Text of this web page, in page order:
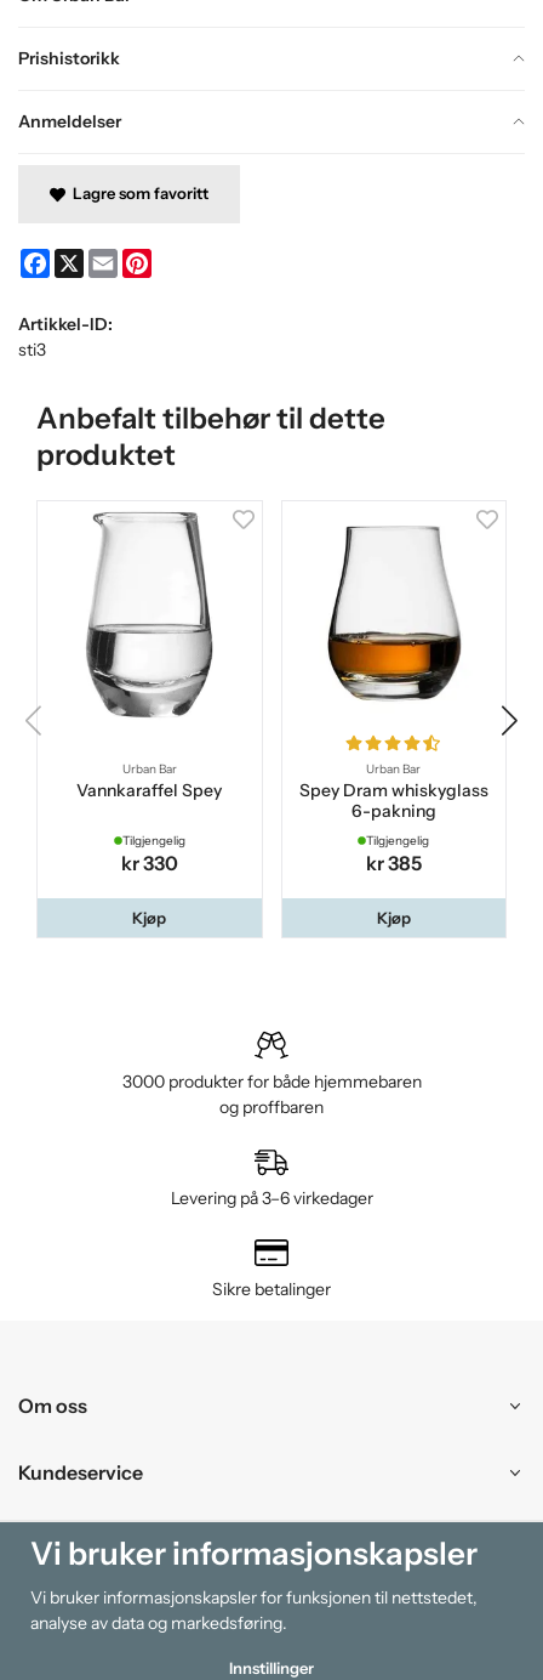
Prishistorikk
Anmeldelser
Lagre som favoritt
Facebook
X Email
Artikkel-ID:
sti3
Anbefalt tilbehør til dette
produktet
Urban Bar
Vannkaraffel Spey
Tilgjengelig
kr 330
Kjøp
Urban Bar
Spey Dram whiskyglass
6-pakning
Tilgjengelig
kr 385
Kjøp
3000 produkter for både hjemmebaren
og proffbaren
Levering på 3–6 virkedager
Sikre betalinger
Om oss
Kundeservice
Kjøpesenter
Information
Vi bruker informasjonskapsler
Vi bruker informasjonskapsler for funksjonen til nettstedet,
analyse av data og markedsføring.
Innstillinger